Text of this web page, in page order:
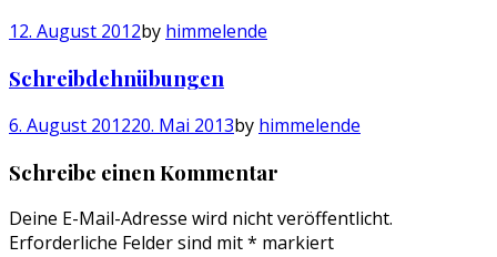
12. August 2012by himmelende
Schreibdehnübungen
6. August 201220. Mai 2013by himmelende
Schreibe einen Kommentar
Deine E-Mail-Adresse wird nicht veröffentlicht.
Erforderliche Felder sind mit* markiert